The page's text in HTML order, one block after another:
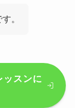
。
ッスンに